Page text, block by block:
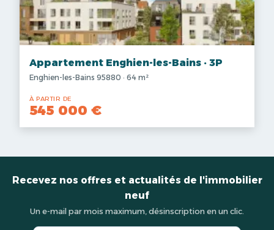
Appartement Enghien-les-Bains · 3P
Enghien-les-Bains 95880 · 64 m²
À PARTIR DE
545 000 €
Recevez nos offres et actualités de l'immobilier
neuf
Un e-mail par mois maximum, désinscription en un clic.